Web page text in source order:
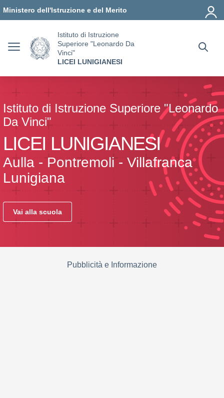
Ministero dell'Istruzione e del Merito
Istituto di Istruzione
Superiore "Leonardo Da
Vinci"
LICEI LUNIGIANESI
Istituto di Istruzione Superiore "Leonardo
Da Vinci"
LICEI LUNIGIANESI
Aulla - Pontremoli - Villafranca
Lunigiana
Vai alla scuola
Pubblicità e Informazione